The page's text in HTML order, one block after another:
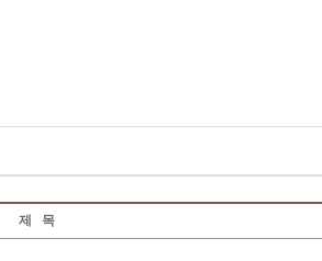
제 목